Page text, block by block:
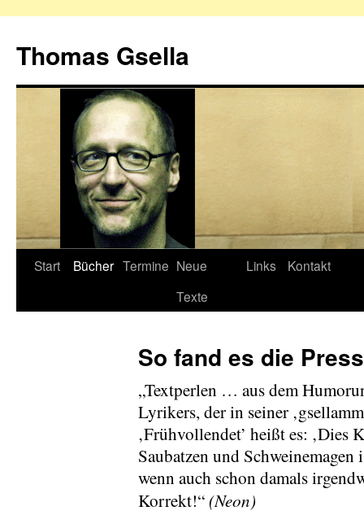
springen
Thomas Gsella
Start Bücher Termine Neue
Texte
Links Kontakt
So fand es die
„Textperlen … aus dem
Lyrikers, der in seiner
‚Frühvollendet’ heißt es: ‚Dies
Saubatzen und
wenn auch schon damals
Korrekt!“(Neon)